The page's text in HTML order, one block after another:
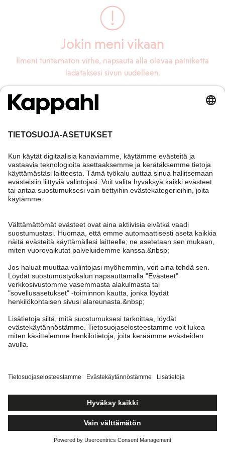
Jokin meni vikaan
Ilmeni tuntematon virhe, napsauta alla olevaa painiketta
ladataksesi sivun uudelleen.
Lataa sivu uudelleen